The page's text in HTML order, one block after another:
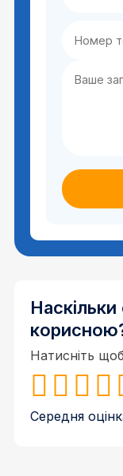
Натисніть
Середня